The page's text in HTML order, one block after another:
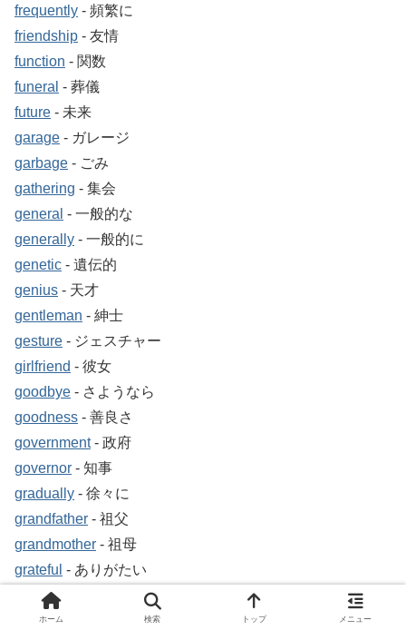
frequently ‐ 頻繁に
friendship ‐ 友情
function ‐ 関数
funeral ‐ 葬儀
future ‐ 未来
garage ‐ ガレージ
garbage ‐ ごみ
gathering ‐ 集会
general ‐ 一般的な
generally ‐ 一般的に
genetic ‐ 遺伝的
genius ‐ 天才
gentleman ‐ 紳士
gesture ‐ ジェスチャー
girlfriend ‐ 彼女
goodbye ‐ さようなら
goodness ‐ 善良さ
government‐ 政府
governor ‐ 知事
gradually ‐ 徐々に
grandfather ‐ 祖父
grandmother ‐ 祖母
grateful ‐ ありがたい
guide‐ ガイド
guitar‐ ギター
ホーム 検索 トップ メニュー